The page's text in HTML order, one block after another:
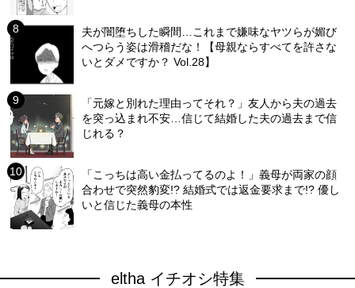
夫が闇堕ちした瞬間…これまで嫌味なヤツらが媚び
へつらう姿は滑稽だな！【母親ならすべてを許さな
いとダメですか？ Vol.28】
「元嫁と別れた理由ってそれ？」友人から夫の過去
を突っ込まれ不安…信じて結婚した夫の過去まで信
じれる？
「こっちは高い金払ってるのよ！」義母が両家の顔
合わせで突然豹変!? 結婚式では返金要求まで!? 優し
いと信じた義母の本性
eltha イチオシ特集